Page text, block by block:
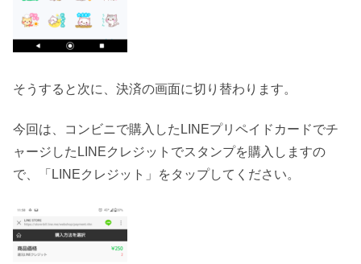
そうすると次に、決済の画面に切り替わります。
今回は、コンビニで購入したLINEプリペイドカードでチ
ャージしたLINEクレジットでスタンプを購入しますの
で、「LINEクレジット」をタップしてください。